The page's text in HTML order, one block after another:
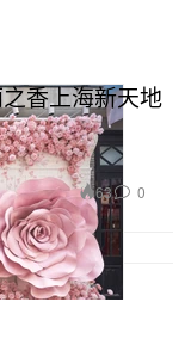
香上海新天地
63 0